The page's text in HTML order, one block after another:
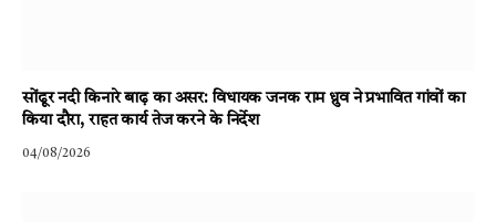
सोंढूर नदी किनारे बाढ़ का असर: विधायक जनक राम ध्रुव ने प्रभावित गांवों का
किया दौरा, राहत कार्य तेज करने के निर्देश
04/08/2026